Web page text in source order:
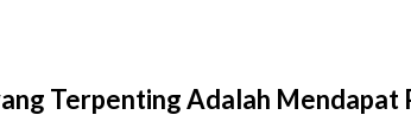
Terpenting Adalah